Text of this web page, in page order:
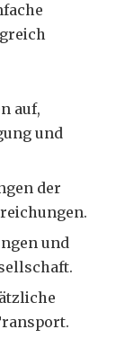
auf,
und
der
und